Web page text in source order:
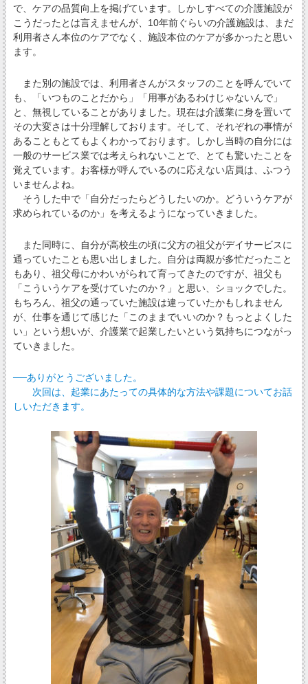
で、ケアの品質向上を掲げています。しかしすべての介護施設が
こうだったとは言えませんが、10年前ぐらいの介護施設は、まだ
利用者さん本位のケアでなく、施設本位のケアが多かったと思い
ます。
また別の施設では、利用者さんがスタッフのことを呼んでいて
も、「いつものことだから」「用事があるわけじゃないんで」
と、無視していることがありました。現在は介護業に身を置いて
その大変さは十分理解しております。そして、それぞれの事情が
あることもとてもよくわかっております。しかし当時の自分には
一般のサービス業では考えられないことで、とても驚いたことを
覚えています。お客様が呼んでいるのに応えない店員は、ふつう
いませんよね。
そうした中で「自分だったらどうしたいのか。どういうケアが
求められているのか」を考えるようになっていきました。
また同時に、自分が高校生の頃に父方の祖父がデイサービスに
通っていたことも思い出しました。自分は両親が多忙だったこと
もあり、祖父母にかわいがられて育ってきたのですが、祖父も
「こういうケアを受けていたのか？」と思い、ショックでした。
もちろん、祖父の通っていた施設は違っていたかもしれません
が、仕事を通じて感じた「このままでいいのか？もっとよくした
い」という想いが、介護業で起業したいという気持ちにつながっ
ていきました。
──ありがとうございました。
次回は、起業にあたっての具体的な方法や課題についてお話
しいただきます。